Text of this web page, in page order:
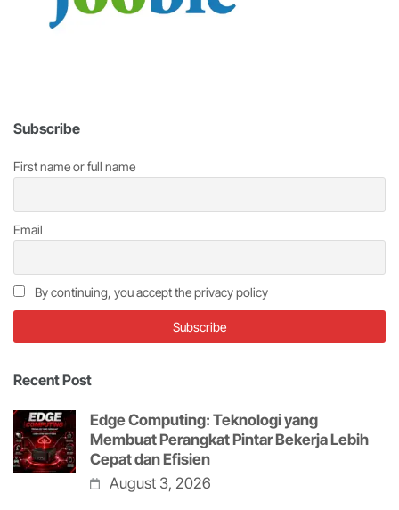
Subscribe
First name or full name
Email
By continuing, you accept the privacy policy
Recent Post
Edge Computing: Teknologi yang
Membuat Perangkat Pintar Bekerja Lebih
Cepat dan Efisien
August 3, 2026